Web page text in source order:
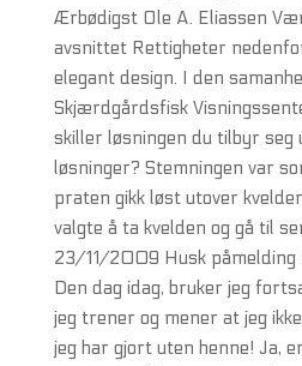
Ærbødigst Ole A. Eliassen
avsnittet Rettigheter
elegant design. I den
Skjærdgårdsfisk
skiller løsningen du tilbyr seg
løsninger? Stemningen var
praten gikk løst utover
valgte å ta kvelden og gå til
23/11/2009 Husk påmelding
Den dag idag, bruker jeg
jeg trener og mener at jeg
jeg har gjort uten henne! Ja,